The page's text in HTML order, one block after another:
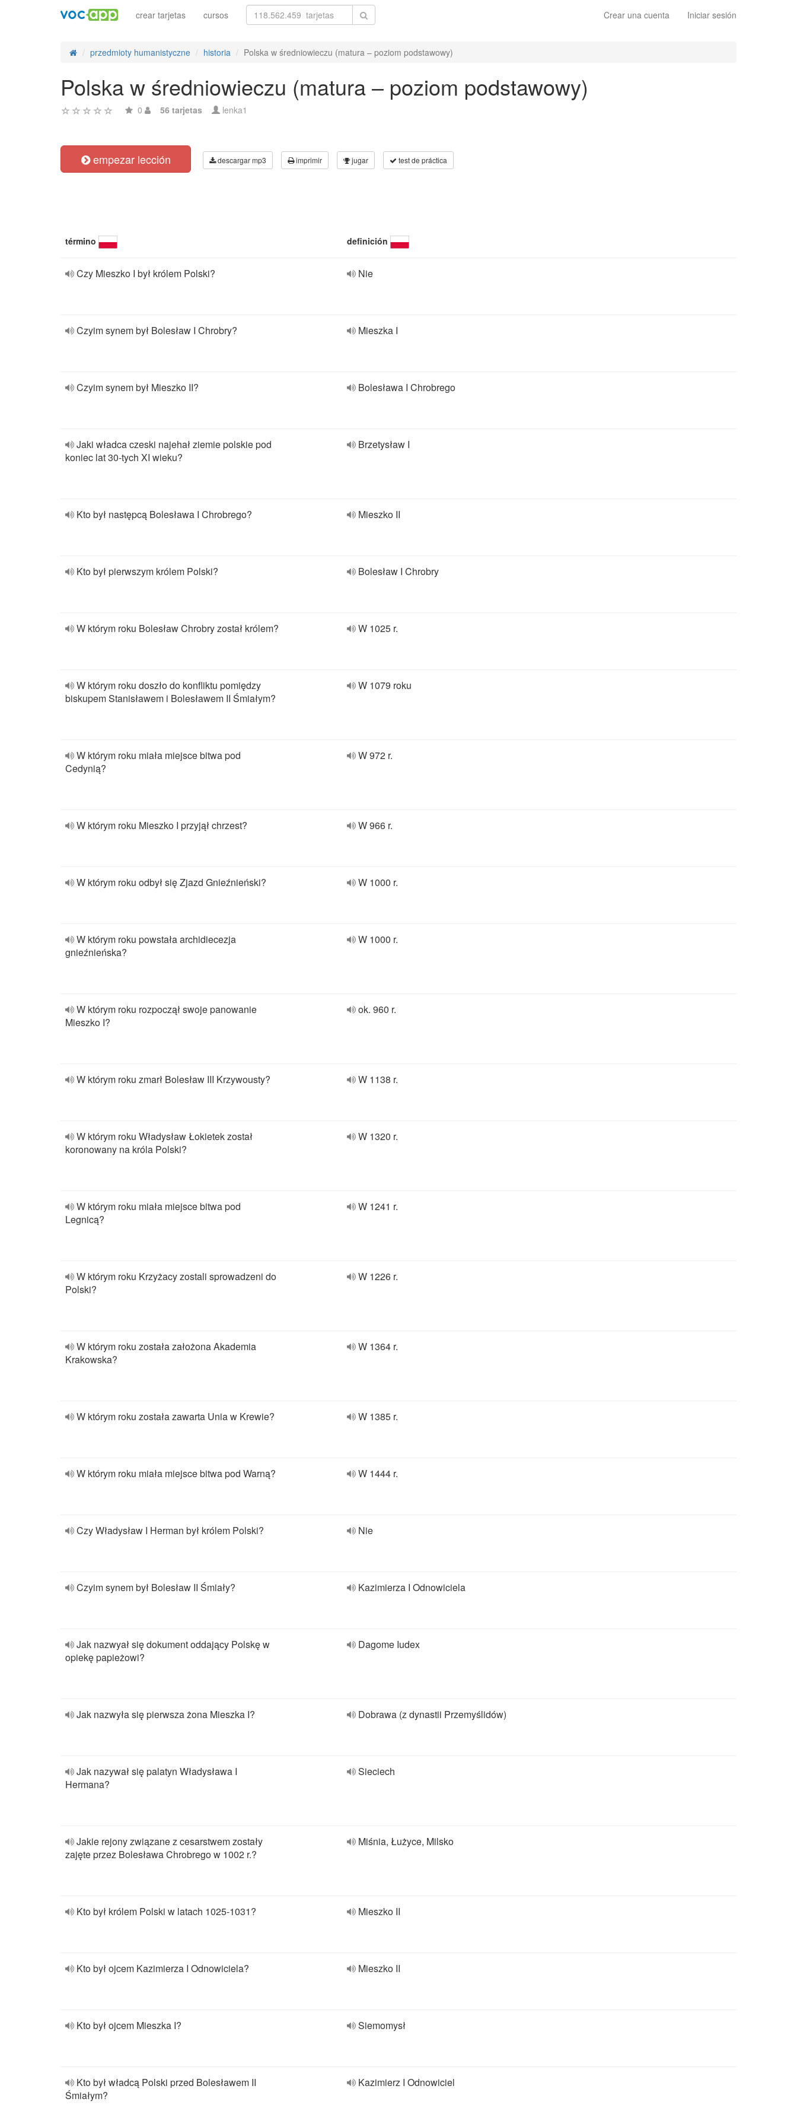
Crear una cuenta Iniciar sesión
crear tarjetas cursos
przedmioty humanistyczne historia Polska w średniowieczu (matura – poziom podstawowy)
Polska w średniowieczu (matura – poziom podstawowy)
0 56 tarjetas lenka1
empezar lección descargar mp3 imprimir jugar test de práctica
término definición
Czy Mieszko I był królem Polski? Nie
Czyim synem był Bolesław I Chrobry? Mieszka I
Czyim synem był Mieszko II? Bolesława I Chrobrego
Jaki władca czeski najehał ziemie polskie pod
koniec lat 30-tych XI wieku?
Brzetysław I
Kto był następcą Bolesława I Chrobrego? Mieszko II
Kto był pierwszym królem Polski? Bolesław I Chrobry
W którym roku Bolesław Chrobry został królem? W 1025 r.
W którym roku doszło do konfliktu pomiędzy
biskupem Stanisławem i Bolesławem II Śmiałym?
W 1079 roku
W którym roku miała miejsce bitwa pod
Cedynią?
W 972 r.
W którym roku Mieszko I przyjął chrzest? W 966 r.
W którym roku odbył się Zjazd Gnieźnieński? W 1000 r.
W którym roku powstała archidiecezja
gnieźnieńska?
W 1000 r.
W którym roku rozpoczął swoje panowanie
Mieszko I?
ok. 960 r.
W którym roku zmarł Bolesław III Krzywousty? W 1138 r.
W którym roku Władysław Łokietek został
koronowany na króla Polski?
W 1320 r.
W którym roku miała miejsce bitwa pod
Legnicą?
W 1241 r.
W którym roku Krzyżacy zostali sprowadzeni do
Polski?
W 1226 r.
W którym roku została założona Akademia
Krakowska?
W 1364 r.
W którym roku została zawarta Unia w Krewie? W 1385 r.
W którym roku miała miejsce bitwa pod Warną? W 1444 r.
Czy Władysław I Herman był królem Polski? Nie
Czyim synem był Bolesław II Śmiały? Kazimierza I Odnowiciela
Jak nazwyał się dokument oddający Polskę w
opiekę papieżowi?
Dagome Iudex
Jak nazwyła się pierwsza żona Mieszka I? Dobrawa (z dynastii Przemyślidów)
Jak nazywał się palatyn Władysława I
Hermana?
Sieciech
Jakie rejony związane z cesarstwem zostały
zajęte przez Bolesława Chrobrego w 1002 r.?
Miśnia, Łużyce, Milsko
Kto był królem Polski w latach 1025-1031? Mieszko II
Kto był ojcem Kazimierza I Odnowiciela? Mieszko II
Kto był ojcem Mieszka I? Siemomysł
Kto był władcą Polski przed Bolesławem II
Śmiałym?
Kazimierz I Odnowiciel